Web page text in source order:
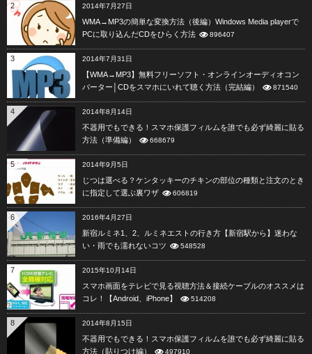
2 2014年7月27日
WMA→MP3の簡単な変換方法（後編）Windows Media playerで
PCに取り込んだCDをひらく方法
896407
3 2014年7月31日
【WMA→MP3】無料フリーソフト・オンラインオーディオコン
バーター│CDをスマホにいれて聴く方法（完結編）
871540
4 2014年8月14日
不器用でもできる！スマホ保護フィルムを誰でも必ず綺麗に貼る
方法（準備編）
668679
5 2014年9月5日
じつは選べる？ケンタッキーのチキンの部位の種類と注文のとき
に指定して選ぶ裏ワザ
606819
6 2016年4月27日
新宿ルミネ1、2、ルミネエストの行き方【新宿駅から】迷わな
い・雨でも濡れないコツ
548528
7 2015年10月14日
スマホ画面をテレビで見る視聴方法＆接続ケーブルのオススメは
コレ！【Android、iPhone】
514208
8 2014年8月15日
不器用でもできる！スマホ保護フィルムを誰でも必ず綺麗に貼る
方法（貼りつけ編）
497910